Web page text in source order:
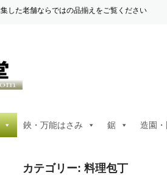
した老舗ならではの品揃えをご覧ください
鋏・万能はさみ 鋸 造園
カテゴリー: 料理包丁